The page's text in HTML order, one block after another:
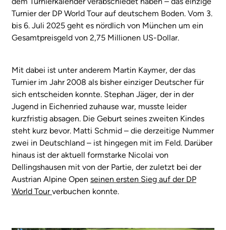
Turnier der DP World Tour auf deutschem Boden. Vom 3.
bis 6. Juli 2025 geht es nördlich von München um ein
Gesamtpreisgeld von 2,75 Millionen US-Dollar.
Mit dabei ist unter anderem Martin Kaymer, der das
Turnier im Jahr 2008 als bisher einziger Deutscher für
sich entscheiden konnte. Stephan Jäger, der in der
Jugend in Eichenried zuhause war, musste leider
kurzfristig absagen. Die Geburt seines zweiten Kindes
steht kurz bevor. Matti Schmid – die derzeitige Nummer
zwei in Deutschland – ist hingegen mit im Feld. Darüber
hinaus ist der aktuell formstarke Nicolai von
Dellingshausen mit von der Partie, der zuletzt bei der
Austrian Alpine Open seinen ersten Sieg auf der DP
World Tourverbuchen konnte.